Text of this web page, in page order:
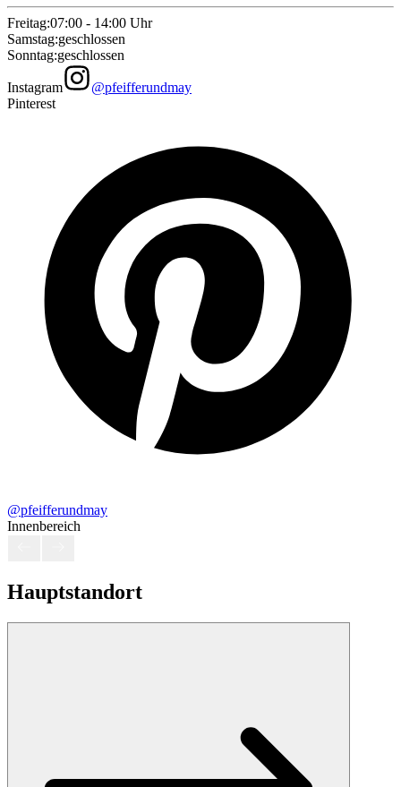
Freitag:07:00 - 14:00 Uhr
Samstag:geschlossen
Sonntag:geschlossen
Instagram
@pfeifferundmay
Pinterest
@pfeifferundmay
Innenbereich
Hauptstandort